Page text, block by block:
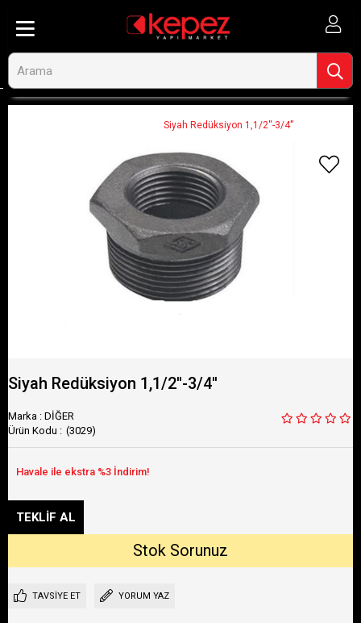
Siyah Redüksiyon 1,1/2''-3/4''
Siyah Redüksiyon 1,1/2''-3/4''
Marka : DİĞER
(3029)
TAVSIYE ET YORUM YAZ